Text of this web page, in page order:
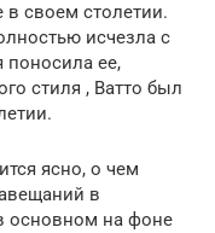
в своем столетии.
исчезла с
поносила ее,
стиля , Ватто был
ясно, о чем
в
основном на фоне